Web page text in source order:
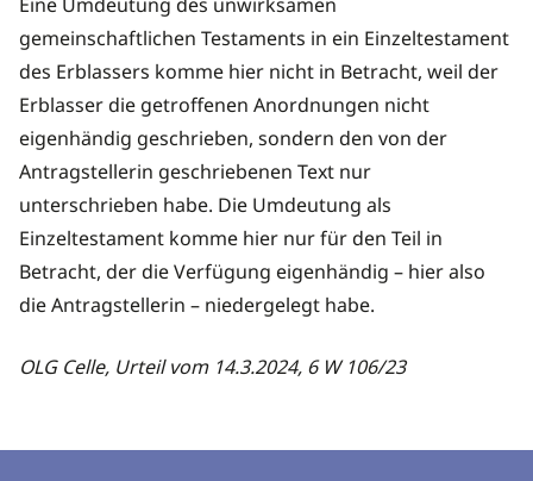
gemeinschaftlichen Testaments in ein Einzeltestament
des Erblassers komme hier nicht in Betracht, weil der
Erblasser die getroffenen Anordnungen nicht
eigenhändig geschrieben, sondern den von der
Antragstellerin geschriebenen Text nur
unterschrieben habe. Die Umdeutung als
Einzeltestament komme hier nur für den Teil in
Betracht, der die Verfügung eigenhändig – hier also
die Antragstellerin – niedergelegt habe.
OLG Celle, Urteil vom 14.3.2024, 6 W 106/23